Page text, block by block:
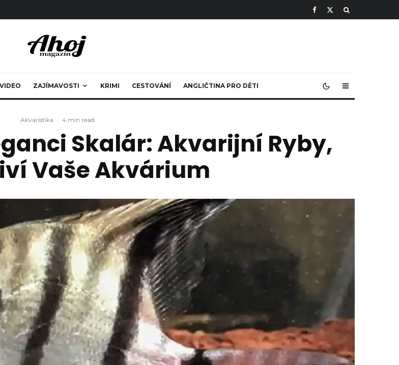
ZAJÍMAVOSTI KRIMI CESTOVÁNÍ ANGLIČTINA PRO DĚTI
Akvaristika · 4 min read
Skalár: Akvarijní Ryby,
Vaše Akvárium